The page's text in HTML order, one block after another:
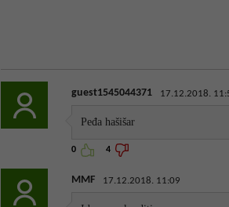
guest1545044371 17.12.2018.
Peđa hašišar
0 4
MMF 17.12.2018. 11:09